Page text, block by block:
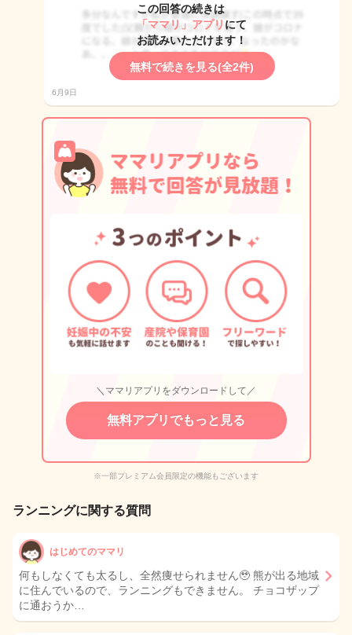
この回答の続きは
「ママリ」アプリ にて
お読みいただけます！
無料で続きを見る(全2件)
6月9日
＼ママリアプリをダウンロードして／
無料アプリでもっと見る
※一部プレミアム会員限定の機能もございます
ランニングに関する質問
はじめてのママリ
何もしなくても太るし、全然痩せられません🥹 熊が出る地域
に住んでいるので、ランニングもできません。 チョコザップ
に通おうか…